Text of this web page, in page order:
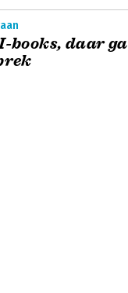
books, daar ga